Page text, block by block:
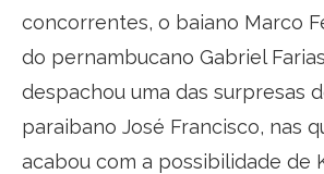
concorrentes, o baiano Marco
do pernambucano Gabriel
despachou uma das surpresas
paraibano José Francisco, nas
acabou com a possibilidade de